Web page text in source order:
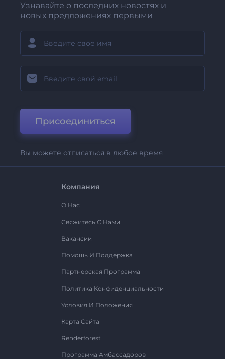
Узнавайте о последних новостях и
новых предложениях первыми
Присоединиться
Вы можете отписаться в любое время
Компания
О Нас
Свяжитесь С Нами
Вакансии
Помощь И Поддержка
Партнерская Программа
Политика Конфиденциальности
Условия И Положения
Карта Сайта
Renderforest
Программа Амбассадоров